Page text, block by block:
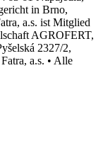
in Brno,
a.s. ist Mitglied
AGROFERT,
2327/2,
a.s. • Alle